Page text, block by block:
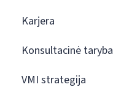
Karjera
Konsultacinė taryba
VMI strategija